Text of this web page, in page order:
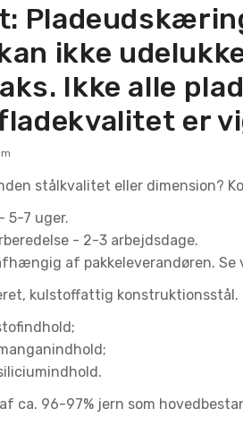
ikke
Ikke alle
er
stålkvalitet eller dimension?
5-7 uger.
- 2-3 arbejdsdage.
af pakkeleverandøren. Se
kulstoffattig
ca. 96-97% jern som